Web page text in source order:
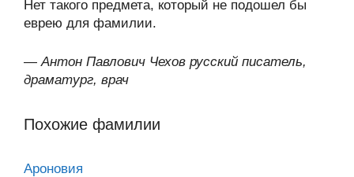
Нет такого предмета, который не подошел бы
еврею для фамилии.
— Антон Павлович Чехов русский писатель,
драматург, врач
Похожие фамилии
Ароновия